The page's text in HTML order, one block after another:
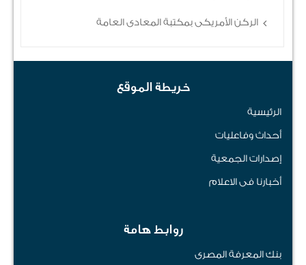
الركن الأمريكى بمكتبة المعادى العامة
خريطة الموقع
الرئيسية
أحداث وفاعليات
إصدارات الجمعية
أخبارنا فى الاعلام
روابط هامة
بنك المعرفة المصرى